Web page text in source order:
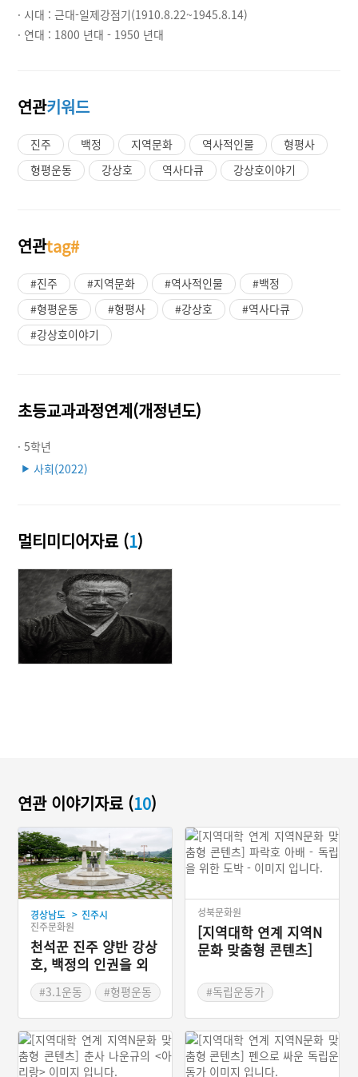
· 시대 :근대-일제강점기(1910.8.22~1945.8.14)
· 연대 : 1800 년대 - 1950 년대
연관키워드
진주 백정 지역문화 역사적인물
형평사
형평운동
강상호 역사다큐 강상호이야기
연관tag#
#진주 #지역문화 #역사적인물
#백정
#형평운동
#형평사 #강상호
#역사다큐
#강상호이야기
초등교과과정연계(개정년도)
· 5학년
▶ 사회(2022)
멀티미디어자료 (1)
연관 이야기자료 (10)
경상남도 > 진주시
진주문화원
천석꾼 진주 양반 강상
호, 백정의 인권을 외
치다
#3.1운동
#형평운동
성북문화원
[지역대학 연계 지역N
문화 맞춤형 콘텐츠]
위한 도박 -
#독립운동가
#경상북도
#독립군
#의성 김씨
#파락호
#김후웅 여사